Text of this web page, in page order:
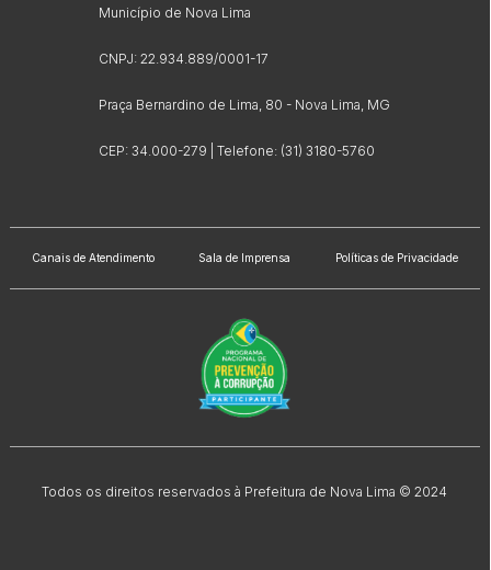
Município de Nova Lima
CNPJ: 22.934.889/0001-17
Praça Bernardino de Lima, 80 - Nova Lima, MG
CEP: 34.000-279 | Telefone: (31) 3180-5760
Canais de Atendimento Sala de Imprensa Políticas de Privacidade
Todos os direitos reservados à Prefeitura de Nova Lima © 2024